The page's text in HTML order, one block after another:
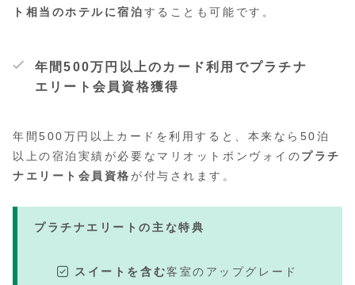
ト相当のホテルに宿泊することも可能です。
年間500万円以上のカード利用でプラチナ
エリート会員資格獲得
年間500万円以上カードを利用すると、本来なら50泊
以上の宿泊実績が必要なマリオットボンヴォイのプラチ
ナエリート会員資格 が付与されます。
プラチナエリートの主な特典
スイートを含む客室のアップグレード